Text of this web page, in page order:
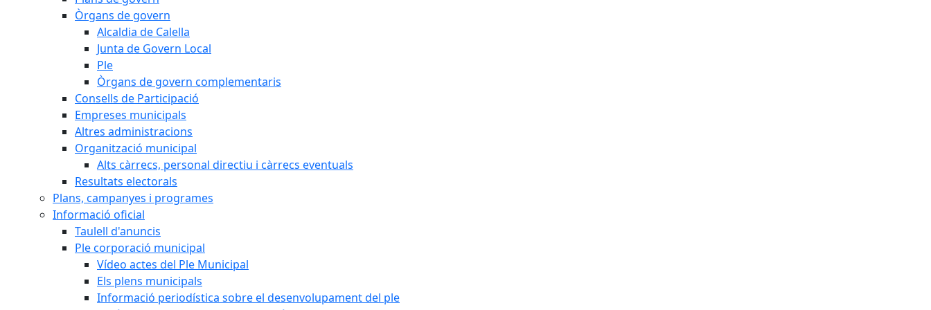
Òrgans de govern
Alcaldia de Calella
Junta de Govern Local
Ple
Òrgans de govern complementaris
Consells de Participació
Empreses municipals
Altres administracions
Organització municipal
Alts càrrecs, personal directiu i càrrecs eventuals
Resultats electorals
Plans, campanyes i programes
Informació oficial
Taulell d'anuncis
Ple corporació municipal
Vídeo actes del Ple Municipal
Els plens municipals
Informació periodística sobre el desenvolupament del ple